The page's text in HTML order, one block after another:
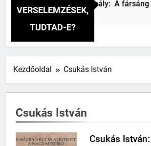
VERSELEMZÉSEK,
TUDTAD-E?
Csokonai Vitéz Mihály: A fársáng
2 Nap Ezelőtt
Kezdőoldal Csukás István
Csukás István
Csukás